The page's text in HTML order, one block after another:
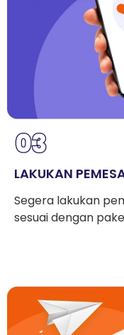
LAKUKAN
Segera lakukan
sesuai dengan